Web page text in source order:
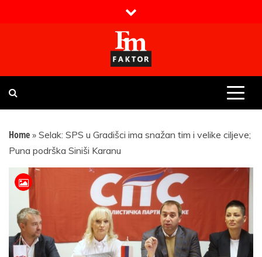
Faktor magazin
Uvijek presudan
Home » Selak: SPS u Gradišci ima snažan tim i velike ciljeve;
Puna podrška Siniši Karanu